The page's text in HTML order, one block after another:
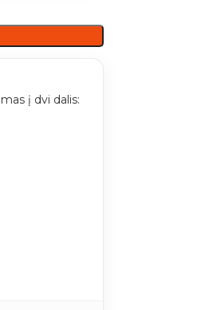
į dvi dalis: